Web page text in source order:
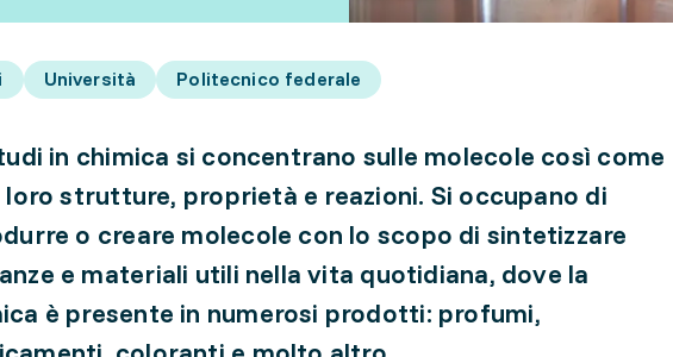
Università Politecnico federale
in chimica si concentrano sulle molecole così come
loro strutture, proprietà e reazioni. Si occupano di
o creare molecole con lo scopo di sintetizzare
e materiali utili nella vita quotidiana, dove la
è presente in numerosi prodotti: profumi,